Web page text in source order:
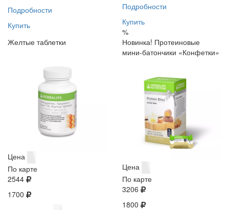
Подробности
Купить
Подробности
Купить
%
Желтые таблетки
Цена
По карте
2544
1700
Новинка! Протеиновые
мини-батончики «Конфетки»
Цена
По карте
3206
1800